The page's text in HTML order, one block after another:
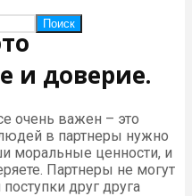
Поиск
и доверие.
очень важен – это
в партнеры нужно
моральные ценности, и
Партнеры не могут
друг друга